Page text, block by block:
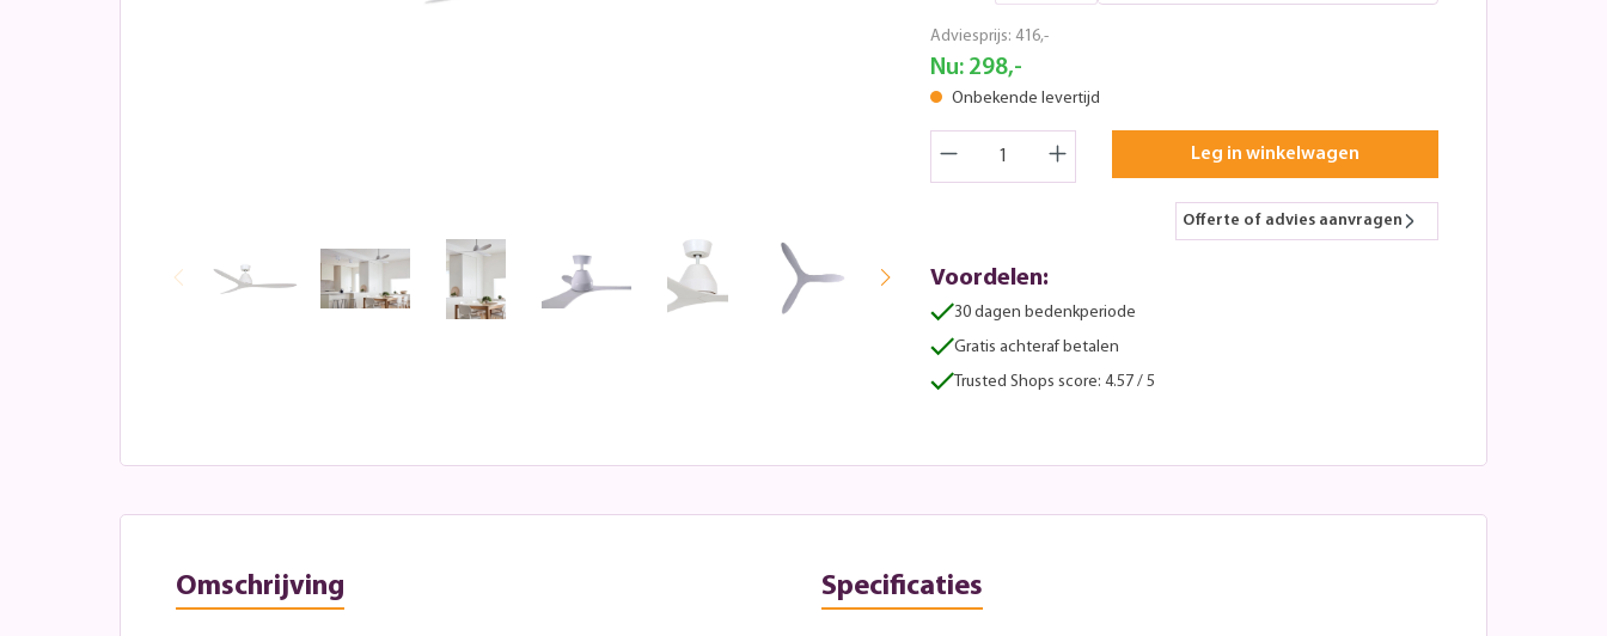
Adviesprijs: 416,-
Nu: 298,-
Onbekende levertijd
Leg in winkelwagen
Offerte of advies aanvragen
Voordelen:
30 dagen bedenkperiode
Gratis achteraf betalen
Trusted Shops score: 4.57 / 5
Omschrijving Specificaties